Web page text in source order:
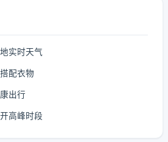
实时天气
配衣物
出行
高峰时段